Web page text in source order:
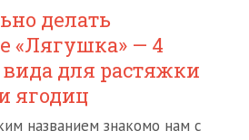
делать
«Лягушка» — 4
для растяжки
ягодиц
названием знакомо нам с